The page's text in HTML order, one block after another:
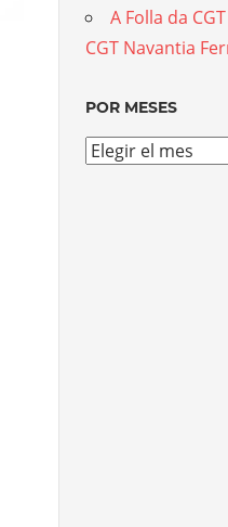
A Folla da
CGT Navantia
POR MESES
Por